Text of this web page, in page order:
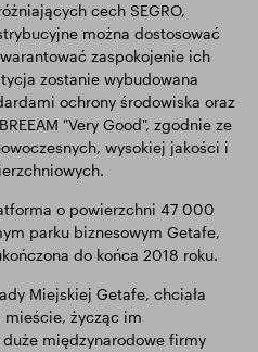
cech SEGRO,
można dostosować
zaspokojenie ich
zostanie wybudowana
ochrony środowiska oraz
"Very Good", zgodnie ze
wysokiej jakości i
o powierzchni 47 000
parku biznesowym Getafe,
do końca 2018 roku.
Miejskiej Getafe, chciała
mieście, życząc im
międzynarodowe firmy